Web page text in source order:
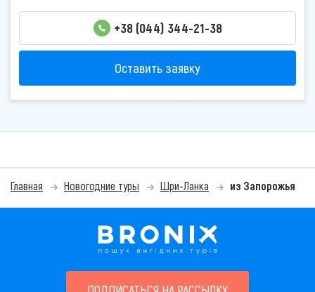
+38 (044) 344-21-38
Оставить заявку
Главная Новогодние туры Шри-Ланка из Запорожья